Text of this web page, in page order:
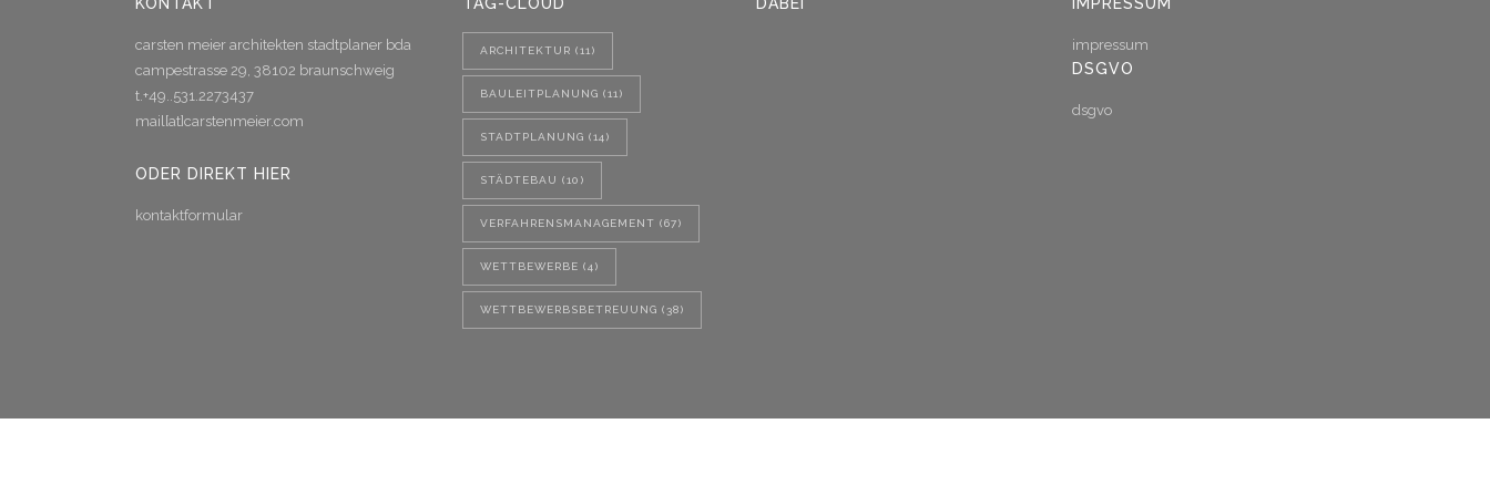
carsten meier architekten stadtplaner bda
campestrasse 29, 38102 braunschweig
t.+49..531.2273437
mail[at]carstenmeier.com
ODER DIREKT HIER
kontaktformular
ARCHITEKTUR (11)
BAULEITPLANUNG (11)
STADTPLANUNG (14)
STÄDTEBAU (10)
VERFAHRENSMANAGEMENT (67)
WETTBEWERBE (4)
WETTBEWERBSBETREUUNG (38)
impressum
DSGVO
dsgvo